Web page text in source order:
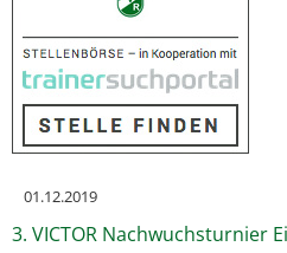
01.12.2019
3. VICTOR Nachwuchsturnier